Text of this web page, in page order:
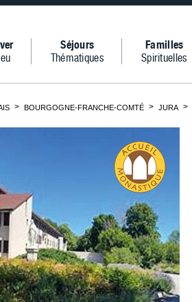
Séjours
Thématiques
Familles
Spirituelles
BOURGOGNE-FRANCHE-COMTÉ JURA